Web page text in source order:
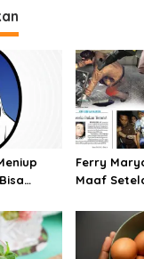
Ferry
Maaf